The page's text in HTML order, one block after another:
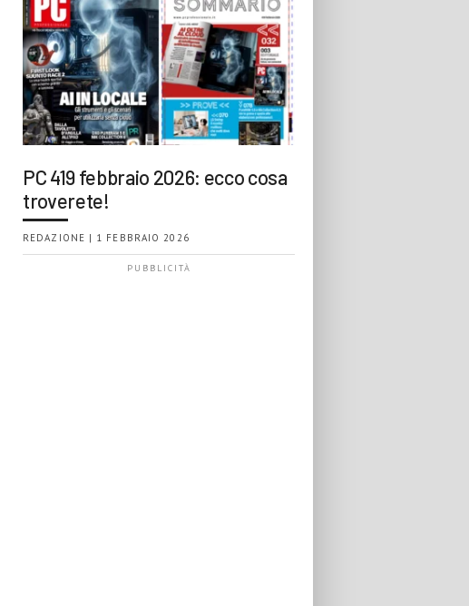
PC 419 febbraio 2026: ecco cosa
troverete!
REDAZIONE | 1 FEBBRAIO 2026